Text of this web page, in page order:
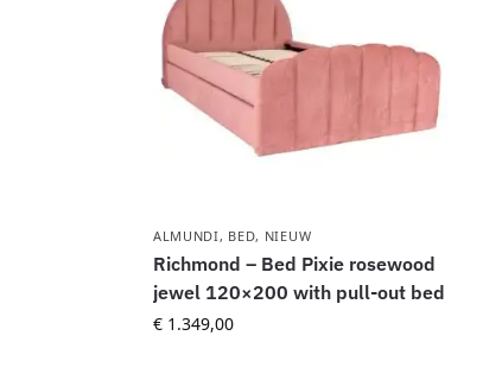
ALMUNDI, BED, NIEUW
Richmond – Bed Pixie rosewood
jewel 120×200 with pull-out bed
€1.349,00